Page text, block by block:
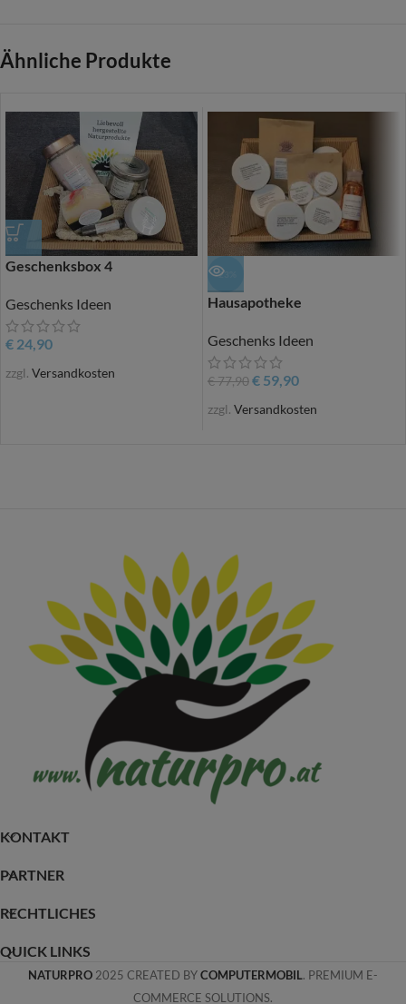
Ähnliche Produkte
Geschenksbox 4
Geschenks Ideen
€ 24,90
zzgl. Versandkosten
-23%
Hausapotheke
Geschenks Ideen
€77,90€ 59,90
zzgl. Versandkosten
KONTAKT
PARTNER
RECHTLICHES
QUICK LINKS
NATURPRO 2025 CREATED BYCOMPUTERMOBIL. PREMIUM E-
COMMERCE SOLUTIONS.